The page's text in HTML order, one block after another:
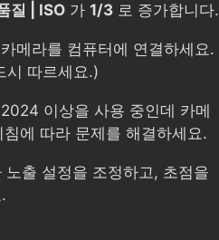
질 | ISO 가 1/3 로 증가합니다.
메라를 컴퓨터에 연결하세요.
시 따르세요.)
이상을 사용 중인데 카메
침에 따라 문제를 해결하세요.
출 설정을 조정하고, 초점을